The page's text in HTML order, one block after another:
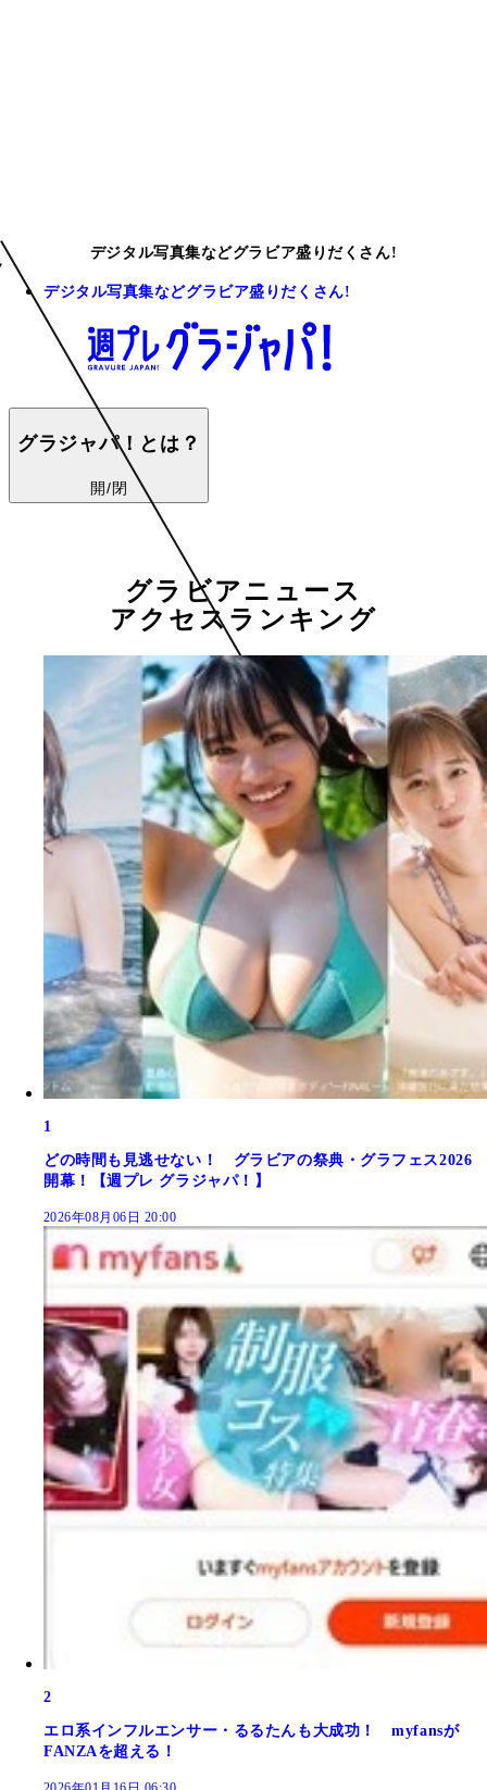
デジタル写真集などグラビア盛りだくさん!
デジタル写真集などグラビア盛りだくさん!
グラジャパ！とは？
開/閉
グラビアニュース
アクセスランキング
1
どの時間も見逃せない！ グラビアの祭典・グラフェス2026
開幕！【週プレ グラジャパ！】
2026年08月06日 20:00
2
エロ系インフルエンサー・るるたんも大成功！ myfansが
FANZAを超える！